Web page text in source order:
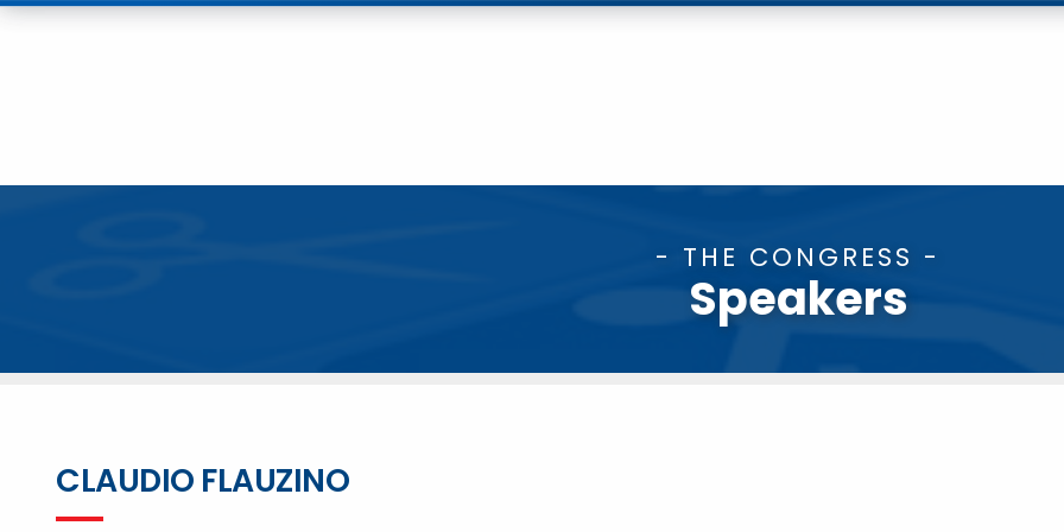
- THE CONGRESS -
Speakers
CLAUDIO FLAUZINO